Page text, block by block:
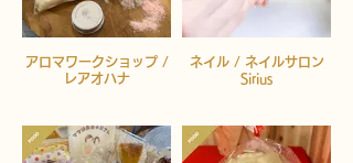
アロマワークショップ /
レアオハナ
ネイル / ネイルサロン
Sirius